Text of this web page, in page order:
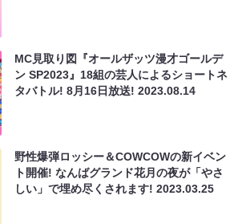
MC見取り図『オールザッツ漫才ゴールデ
ン SP2023』18組の芸人によるショートネ
タバトル! 8月16日放送!2023.08.14
野性爆弾ロッシー＆COWCOWの新イベン
ト開催! なんばグランド花月の夜が「やさ
しい」で埋め尽くされます!2023.03.25